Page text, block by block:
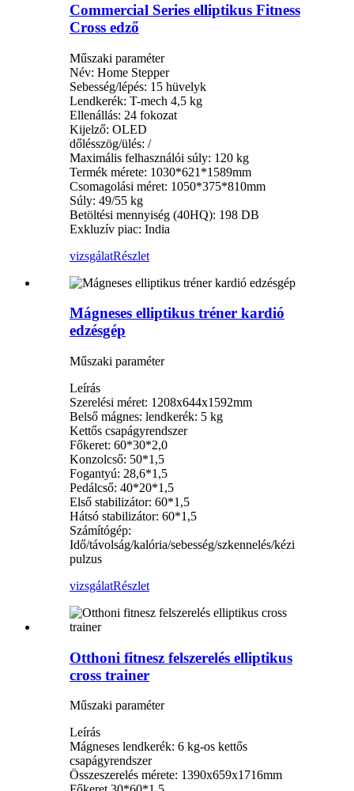
Commercial Series elliptikus Fitness
Cross edző
Műszaki paraméter
Név: Home Stepper
Sebesség/lépés: 15 hüvelyk
Lendkerék: T-mech 4,5 kg
Ellenállás: 24 fokozat
Kijelző: OLED
dőlésszög/ülés: /
Maximális felhasználói súly: 120 kg
Termék mérete: 1030*621*1589mm
Csomagolási méret: 1050*375*810mm
Súly: 49/55 kg
Betöltési mennyiség (40HQ): 198 DB
Exkluzív piac: India
vizsgálatRészlet
Mágneses elliptikus tréner kardió
edzésgép
Műszaki paraméter
Leírás
Szerelési méret: 1208x644x1592mm
Belső mágnes: lendkerék: 5 kg
Kettős csapágyrendszer
Főkeret: 60*30*2,0
Konzolcső: 50*1,5
Fogantyú: 28,6*1,5
Pedálcső: 40*20*1,5
Első stabilizátor: 60*1,5
Hátsó stabilizátor: 60*1,5
Számítógép:
Idő/távolság/kalória/sebesség/szkennelés/kézi
pulzus
vizsgálatRészlet
Otthoni fitnesz felszerelés elliptikus
cross trainer
Műszaki paraméter
Leírás
Mágneses lendkerék: 6 kg-os kettős
csapágyrendszer
Összeszerelés mérete: 1390x659x1716mm